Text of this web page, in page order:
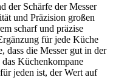
der Schärfe der Messer
und Präzision großen
scharf und präzise
für jede Küche
dass die Messer gut in der
Küchenkompane
jeden ist, der Wert auf